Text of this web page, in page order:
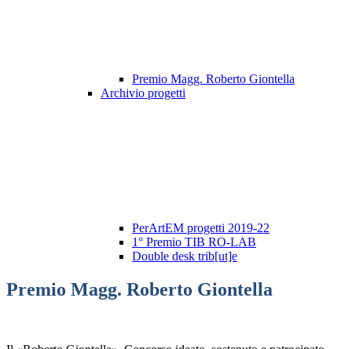
Premio Magg. Roberto Giontella
Archivio progetti
PerArtEM progetti 2019-22
1° Premio TIB RO-LAB
Double desk trib[ut]e
Premio Magg. Roberto Giontella